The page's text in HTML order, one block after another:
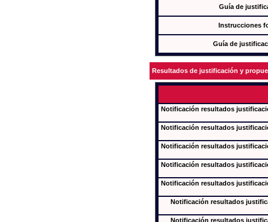
Guía de
Instrucciones
Guía de
Resultados de justificación y
Notificación resultados
Notificación resultados
Notificación resultados
Notificación resultados
Notificación resultados
Notificación resultados
Notificación resultados